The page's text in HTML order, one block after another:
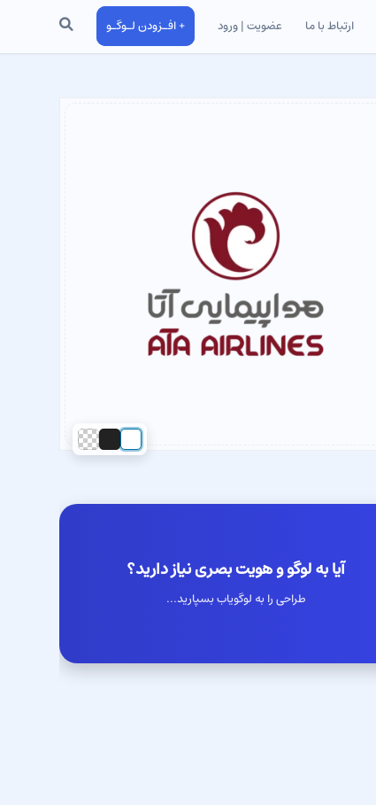
ارتباط با ما عضویت | ورود + افـزودن لـوگـو جستجو
آیا به لوگو و هویت بصری نیاز دارید؟
طراحی را به لوگویاب بسپارید...